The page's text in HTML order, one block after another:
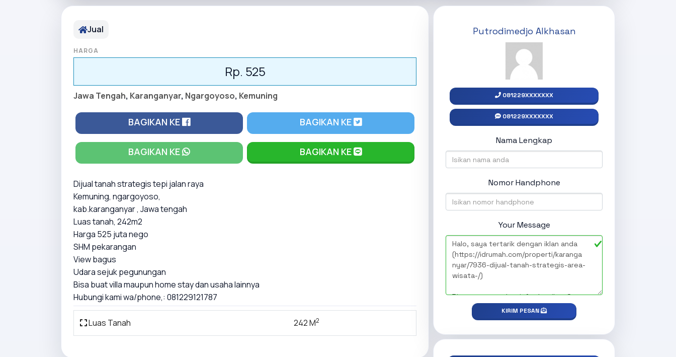
Jual
HARGA
Rp. 525
Jawa Tengah, Karanganyar, Ngargoyoso, Kemuning
BAGIKAN KE BAGIKAN KE
BAGIKAN KE BAGIKAN KE
Dijual tanah strategis tepi jalan raya
Kemuning, ngargoyoso,
kab.karanganyar , Jawa tengah
Luas tanah, 242m2
Harga 525 juta nego
SHM pekarangan
View bagus
Udara sejuk pegunungan
Bisa buat villa maupun home stay dan usaha lainnya
Hubungi kami wa/phone,: 081229121787
Luas Tanah 242 M2
Putrodimedjo Alkhasan
081229XXXXXXX
081229XXXXXXX
Nama Lengkap
Nomor Handphone
Your Message
KIRIM PESAN